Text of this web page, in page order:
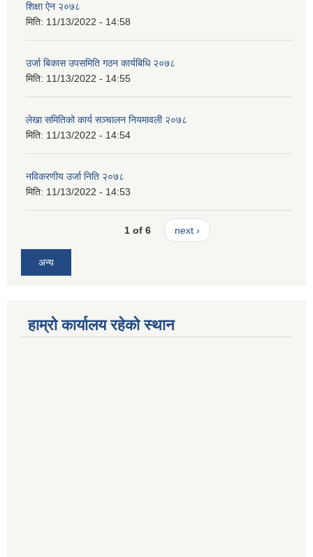
शिक्षा ऐन २०७८
मिति: 11/13/2022 - 14:58
उर्जा बिकास उपसमिति गठन कार्यबिधि २०७८
मिति: 11/13/2022 - 14:55
लेखा समितिको कार्य सञ्चालन नियमावली २०७८
मिति: 11/13/2022 - 14:54
नविकरणीय उर्जा निति २०७८
मिति: 11/13/2022 - 14:53
1 of 6 next ›
अन्य
हाम्रो कार्यालय रहेको स्थान